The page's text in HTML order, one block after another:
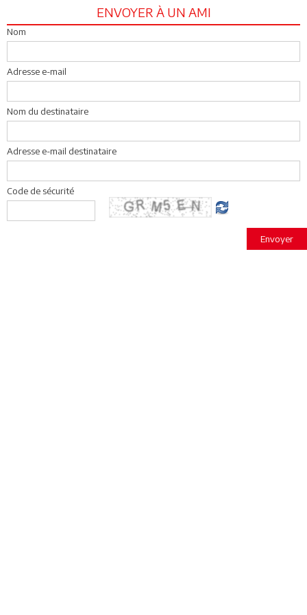
ENVOYER À UN AMI
Nom
Adresse e-mail
Nom du destinataire
Adresse e-mail destinataire
Code de sécurité
Envoyer